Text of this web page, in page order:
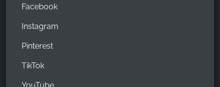
Facebook
Instagram
Pinterest
TikTok
YouTube